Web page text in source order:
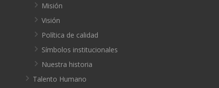
Misión
Visión
Política de calidad
Símbolos institucionales
Nuestra historia
Talento Humano